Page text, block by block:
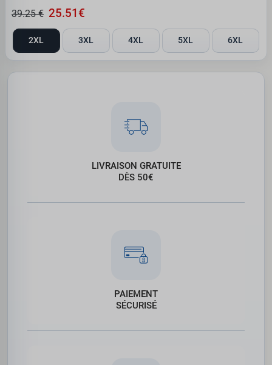
39.25 € 25.51€
2XL 3XL 4XL 5XL 6XL
LIVRAISON GRATUITE
DÈS 50€
PAIEMENT
SÉCURISÉ